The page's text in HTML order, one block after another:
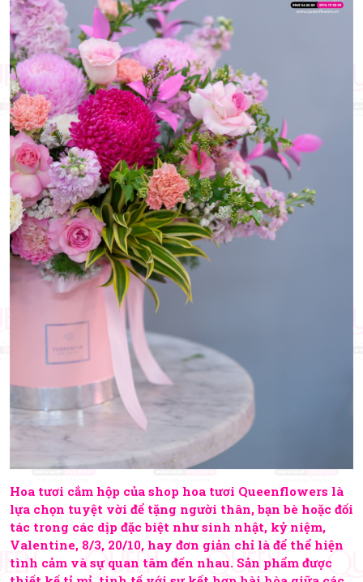
Hoa tươi cắm hộp của shop hoa tươi Queenflowers là
lựa chọn tuyệt vời để tặng người thân, bạn bè hoặc đối
tác trong các dịp đặc biệt như sinh nhật, kỷ niệm,
Valentine, 8/3, 20/10, hay đơn giản chỉ là để thể hiện
tình cảm và sự quan tâm đến nhau. Sản phẩm được